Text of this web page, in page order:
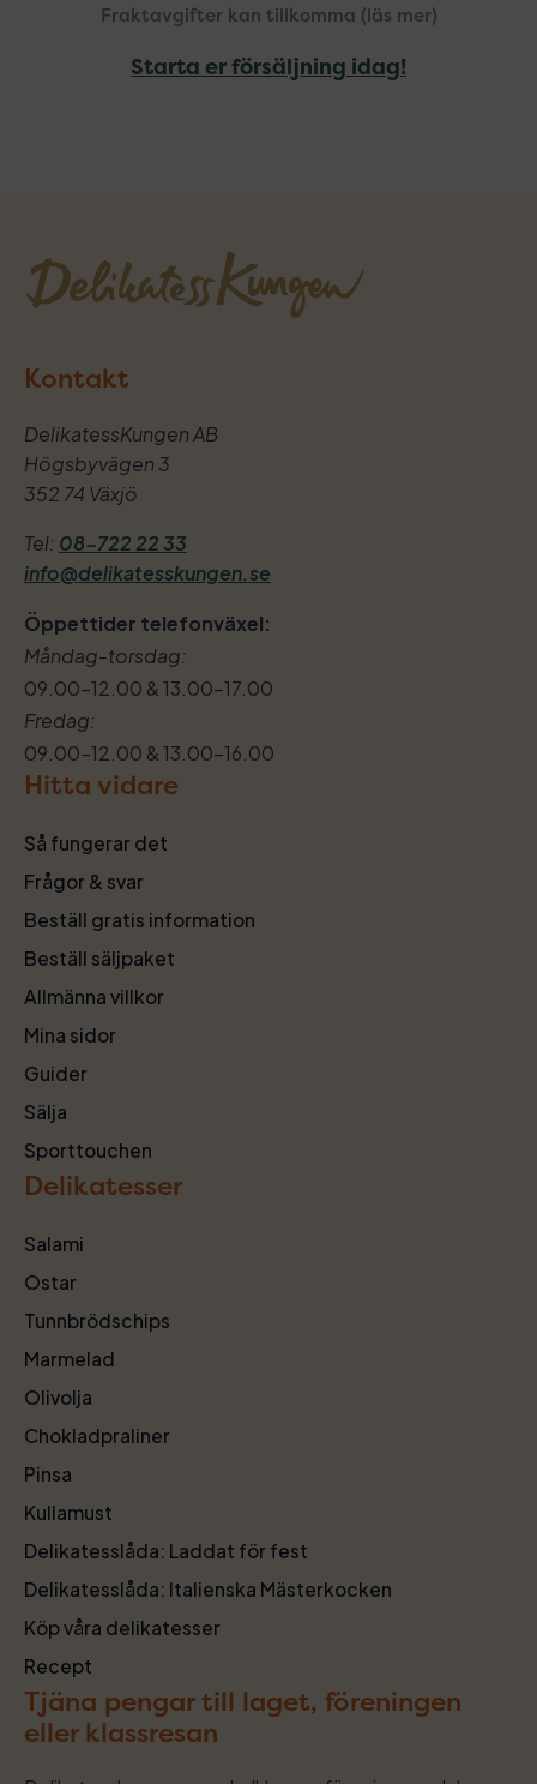
Fraktavgifter kan tillkomma (läs mer)
Starta er försäljning idag!
Kontakt
DelikatessKungen AB
Högsbyvägen 3
352 74 Växjö
Tel: 08-722 22 33
info@delikatesskungen.se
Öppettider telefonväxel:
Måndag-torsdag:
09.00–12.00 & 13.00–17.00
Fredag:
09.00–12.00 & 13.00–16.00
Hitta vidare
Så fungerar det
Frågor & svar
Beställ gratis information
Beställ säljpaket
Allmänna villkor
Mina sidor
Guider
Sälja
Sporttouchen
Delikatesser
Salami
Ostar
Tunnbrödschips
Marmelad
Olivolja
Chokladpraliner
Pinsa
Kullamust
Delikatesslåda: Laddat för fest
Delikatesslåda: Italienska Mästerkocken
Köp våra delikatesser
Recept
Tjäna pengar till laget, föreningen
eller klassresan